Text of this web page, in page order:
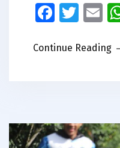
Continue Reading